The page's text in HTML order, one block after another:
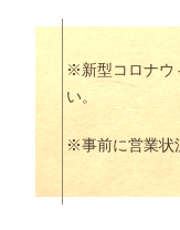
※新型コロナウ
い。
※事前に営業状